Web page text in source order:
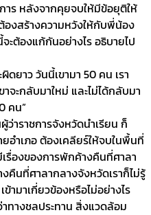
าร หลังจากคุยจบให้มีข้อยุติให้
องสร้างความหวังให้กับพี่น้อง
ะต้องแก้กันอย่างไร อธิบายไป
ดยาว วันนี้เขามา 50 คน เรา
าจะกลับมาใหม่ และไม่ได้กลับมา
คน”
าราชการจังหวัดนำเรียน ก็
อำเภอ ต้องเคลียร์ให้จบในพื้นที่
เรื่องของการพักค้างคืนที่ศาลา
คืนที่ศาลากลางจังหวัดเราก็ไม่รู้
ามาเกี่ยวข้องหรือไม่อย่างไร
ทางชลประทาน สิ่งแวดล้อม